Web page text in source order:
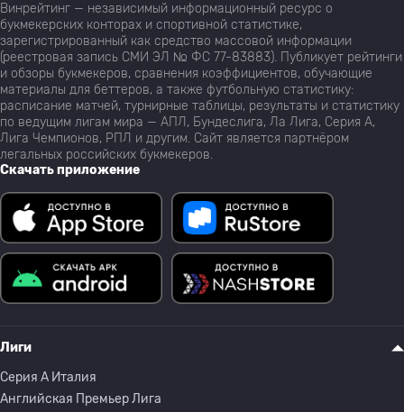
Винрейтинг — независимый информационный ресурс о
букмекерских конторах и спортивной статистике,
зарегистрированный как средство массовой информации
(реестровая запись СМИ ЭЛ № ФС 77-83883). Публикует рейтинги
и обзоры букмекеров, сравнения коэффициентов, обучающие
материалы для беттеров, а также футбольную статистику:
расписание матчей, турнирные таблицы, результаты и статистику
по ведущим лигам мира — АПЛ, Бундеслига, Ла Лига, Серия А,
Лига Чемпионов, РПЛ и другим. Сайт является партнёром
легальных российских букмекеров.
Скачать приложение
Лиги
Серия A Италия
Английская Премьер Лига